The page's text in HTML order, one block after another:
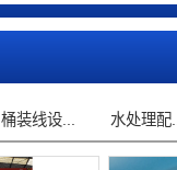
水处理配... 直线罐装...